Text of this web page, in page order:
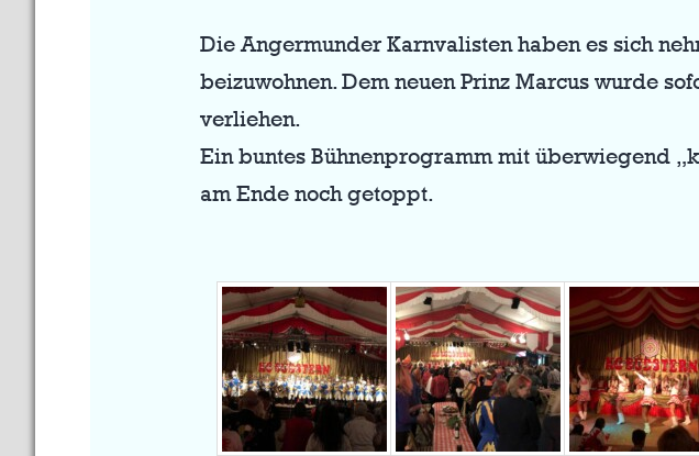
Die Angermunder Karnvalisten haben es sich
beizuwohnen. Dem neuen Prinz Marcus wurde
verliehen.
Ein buntes Bühnenprogramm mit überwiegend
am Ende noch getoppt.